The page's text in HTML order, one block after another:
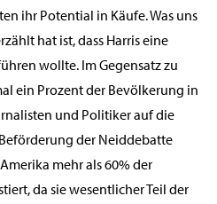
ihr Potential in Käufe. Was uns
hat ist, dass Harris eine
wollte. Im Gegensatz zu
ein Prozent der Bevölkerung in
und Politiker auf die
der Neiddebatte
mehr als 60% der
da sie wesentlicher Teil der